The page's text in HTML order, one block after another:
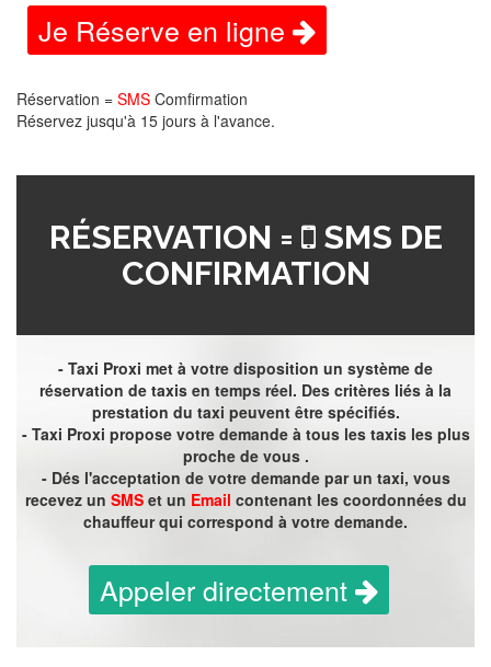
Je Réserve en ligne
Réservation = SMS Comfirmation
Réservez jusqu'à 15 jours à l'avance.
RÉSERVATION =
SMS DE
CONFIRMATION
- Taxi Proxi met à votre disposition un système de
réservation de taxis en temps réel. Des critères liés à la
prestation du taxi peuvent être spécifiés.
- Taxi Proxi propose votre demande à tous les taxis les plus
proche de vous .
- Dés l'acceptation de votre demande par un taxi, vous
recevez un SMSet un Email contenant les coordonnées du
chauffeur qui correspond à votre demande.
Appeler directement